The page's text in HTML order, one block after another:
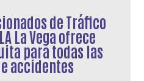
de Tráfico
La Vega ofrece
para todas las
accidentes